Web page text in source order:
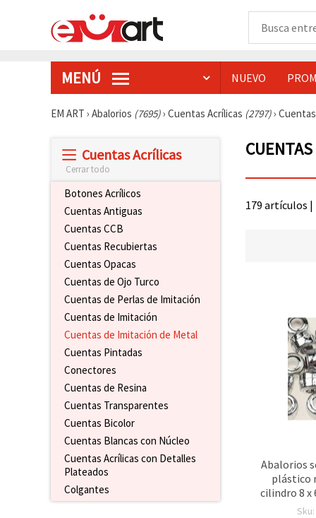
MENÚ NUEVO
EM ART › Abalorios (7695)› Cuentas Acrílicas (2797)›
Cuentas Acrílicas
Cerrar todo
Botones Acrílicos
Cuentas Antiguas
Cuentas CCB
Cuentas Recubiertas
Cuentas Opacas
Cuentas de Ojo Turco
Cuentas de Perlas de Imitación
Cuentas de Imitación
Cuentas de Imitación de Metal
Cuentas Pintadas
Conectores
Cuentas de Resina
Cuentas Transparentes
Cuentas Bicolor
Cuentas Blancas con Núcleo
Cuentas Acrílicas con Detalles
Plateados
Colgantes
179 artículos
Abalorios
plástico
cilindro 8 x
4 mm, Sku: